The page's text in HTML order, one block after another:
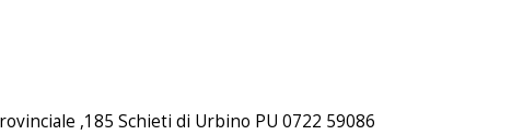
,185 Schieti di Urbino PU 0722 59086